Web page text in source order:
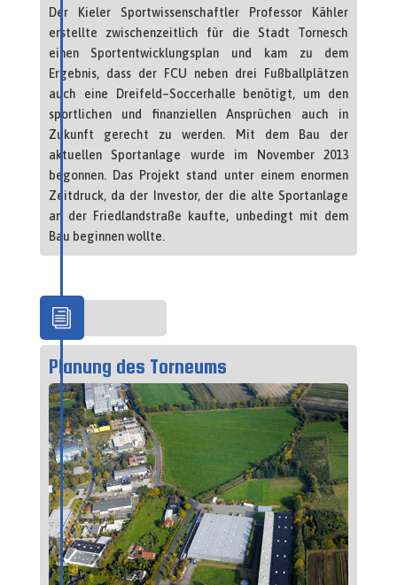
Der Kieler Sportwissenschaftler Professor Kähler
erstellte zwischenzeitlich für die Stadt Tornesch
einen Sportentwicklungsplan und kam zu dem
Ergebnis, dass der FCU neben drei Fußballplätzen
auch eine Dreifeld–Soccerhalle benötigt, um den
sportlichen und finanziellen Ansprüchen auch in
Zukunft gerecht zu werden. Mit dem Bau der
aktuellen Sportanlage wurde im November 2013
begonnen. Das Projekt stand unter einem enormen
Zeitdruck, da der Investor, der die alte Sportanlage
an der Friedlandstraße kaufte, unbedingt mit dem
Bau beginnen wollte.
2008
i
Planung des Torneums